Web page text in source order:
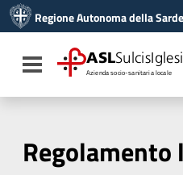
Vai al menu di navigazione
Vai al footer
Regione Autonoma della
Toggle navigation
ASL
Azienda socio-sanitaria locale
Regolamento